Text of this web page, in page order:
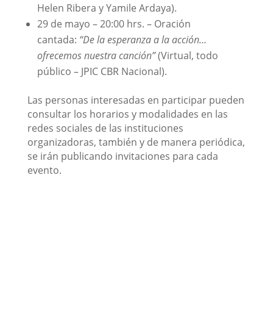
Helen Ribera y Yamile Ardaya).
29 de mayo – 20:00 hrs. – Oración
cantada: “De la esperanza a la acción…
ofrecemos nuestra canción”(Virtual, todo
público – JPIC CBR Nacional).
Las personas interesadas en participar pueden
consultar los horarios y modalidades en las
redes sociales de las instituciones
organizadoras, también y de manera periódica,
se irán publicando invitaciones para cada
evento.